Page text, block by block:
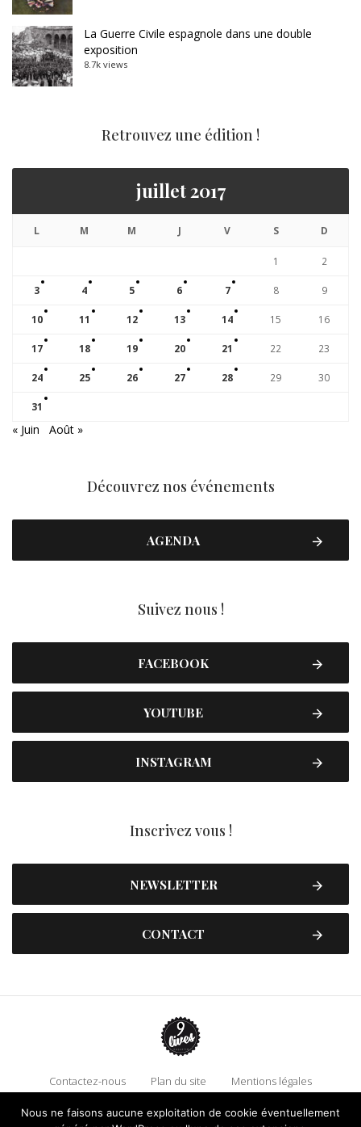
La Guerre Civile espagnole dans une double
exposition
8.7k views
Retrouvez une édition !
juillet 2017
L M M J V S D
1 2
3 4 5 6 7 8 9
10 11 12 13 14 15 16
17 18 19 20 21 22 23
24 25 26 27 28 29 30
31
« Juin Août »
Découvrez nos événements
AGENDA
Suivez nous !
FACEBOOK
YOUTUBE
INSTAGRAM
Inscrivez vous !
NEWSLETTER
CONTACT
Contactez-nous Plan du site
Mentions légales
Politique de confidentialité
Adhérez à 9 Lives
Nous ne faisons aucune exploitation de cookie éventuellement